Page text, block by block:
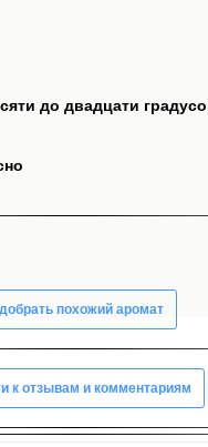
до двадцати
похожий аромат
к отзывам и комментариям